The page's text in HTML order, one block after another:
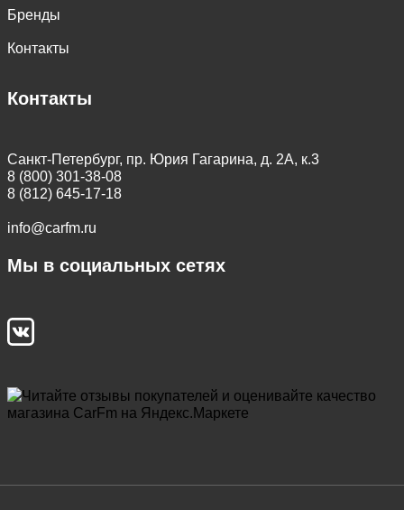
Бренды
Контакты
Контакты
Санкт-Петербург, пр. Юрия Гагарина, д. 2А, к.3
8 (800) 301-38-08
8 (812) 645-17-18
info@carfm.ru
Мы в социальных сетях